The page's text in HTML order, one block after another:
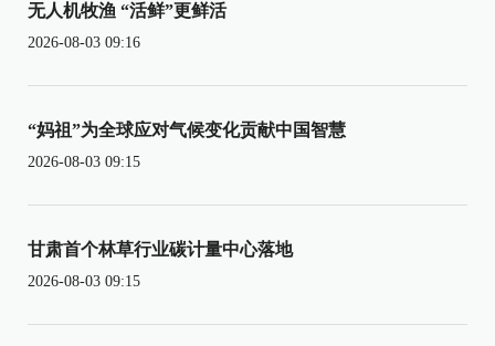
无人机牧渔 “活鲜”更鲜活
2026-08-03 09:16
“妈祖”为全球应对气候变化贡献中国智慧
2026-08-03 09:15
甘肃首个林草行业碳计量中心落地
2026-08-03 09:15